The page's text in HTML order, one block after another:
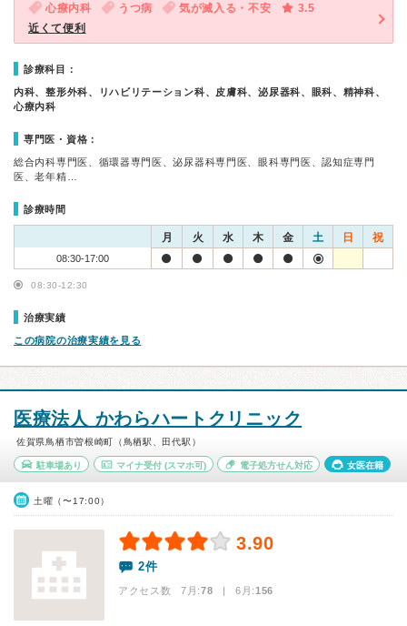
心療内科 うつ病 気が滅入る・不安
3.5
近くて便利
診療科目：
内科、整形外科、リハビリテーション科、皮膚科、泌尿器科、眼科、精神科、
心療内科
専門医・資格：
総合内科専門医、循環器専門医、泌尿器科専門医、眼科専門医、認知症専門
医、老年精…
診療時間
月 火 水 木 金 土 日 祝
08:30-17:00
08:30-12:30
治療実績
この病院の治療実績を見る
医療法人 かわらハートクリニック
佐賀県鳥栖市曽根崎町（鳥栖駅、田代駅）
駐車場あり マイナ受付(スマホ可) 電子処方せん対応 女医在籍
土曜（〜17:00）
3.90
2件
アクセス数 7月:78 | 6月:156